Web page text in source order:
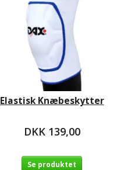
Elastisk Knæbeskytter
DKK 139,00
Se produktet